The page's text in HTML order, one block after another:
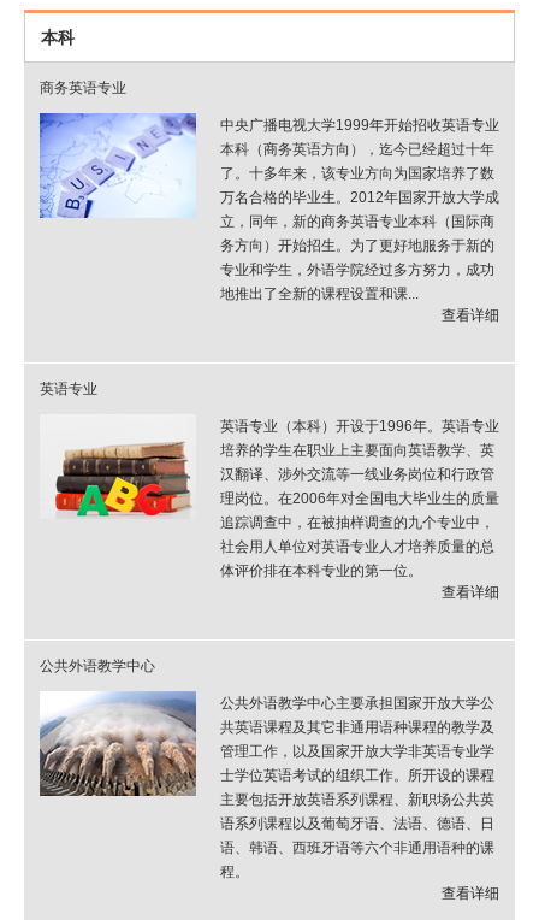
本科
商务英语专业
中央广播电视大学1999年开始招收英语专业
本科（商务英语方向），迄今已经超过十年
了。十多年来，该专业方向为国家培养了数
万名合格的毕业生。2012年国家开放大学成
立，同年，新的商务英语专业本科（国际商
务方向）开始招生。为了更好地服务于新的
专业和学生，外语学院经过多方努力，成功
地推出了全新的课程设置和课...
查看详细
英语专业
英语专业（本科）开设于1996年。英语专业
培养的学生在职业上主要面向英语教学、英
汉翻译、涉外交流等一线业务岗位和行政管
理岗位。在2006年对全国电大毕业生的质量
追踪调查中，在被抽样调查的九个专业中，
社会用人单位对英语专业人才培养质量的总
体评价排在本科专业的第一位。
查看详细
公共外语教学中心
公共外语教学中心主要承担国家开放大学公
共英语课程及其它非通用语种课程的教学及
管理工作，以及国家开放大学非英语专业学
士学位英语考试的组织工作。所开设的课程
主要包括开放英语系列课程、新职场公共英
语系列课程以及葡萄牙语、法语、德语、日
语、韩语、西班牙语等六个非通用语种的课
程。
查看详细